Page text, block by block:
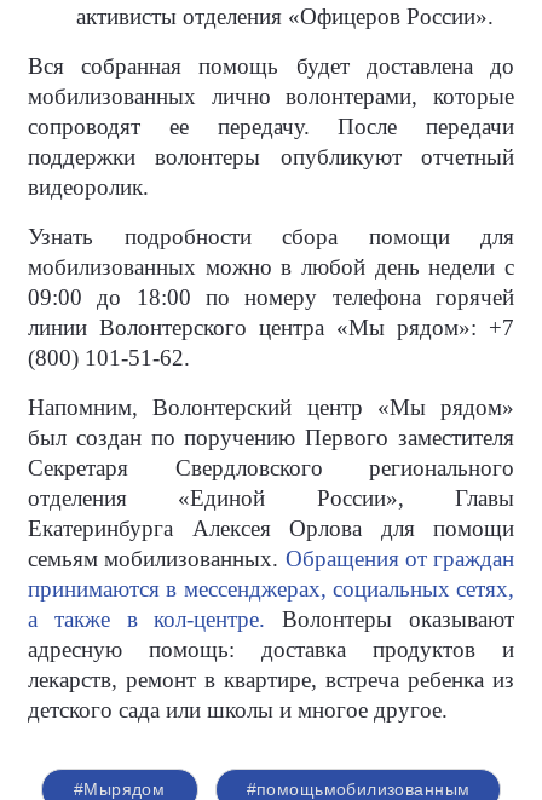
активисты отделения «Офицеров России».
Вся собранная помощь будет доставлена до
мобилизованных лично волонтерами, которые
сопроводят ее передачу. После передачи
поддержки волонтеры опубликуют отчетный
видеоролик.
Узнать подробности сбора помощи для
мобилизованных можно в любой день недели с
09:00 до 18:00 по номеру телефона горячей
линии Волонтерского центра «Мы рядом»: +7
(800) 101-51-62.
Напомним, Волонтерский центр «Мы рядом»
был создан по поручению Первого заместителя
Секретаря Свердловского регионального
отделения «Единой России», Главы
Екатеринбурга Алексея Орлова для помощи
семьям мобилизованных. Обращения от граждан
принимаются в мессенджерах, социальных сетях,
а также в кол-центре. Волонтеры оказывают
адресную помощь: доставка продуктов и
лекарств, ремонт в квартире, встреча ребенка из
детского сада или школы и многое другое.
#Мырядом #помощьмобилизованным